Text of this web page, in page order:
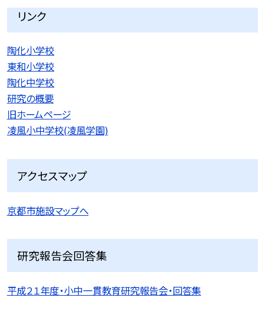
リンク
陶化小学校
東和小学校
陶化中学校
研究の概要
旧ホームページ
凌風小中学校(凌風学園)
アクセスマップ
京都市施設マップへ
研究報告会回答集
平成２１年度・小中一貫教育研究報告会・回答集